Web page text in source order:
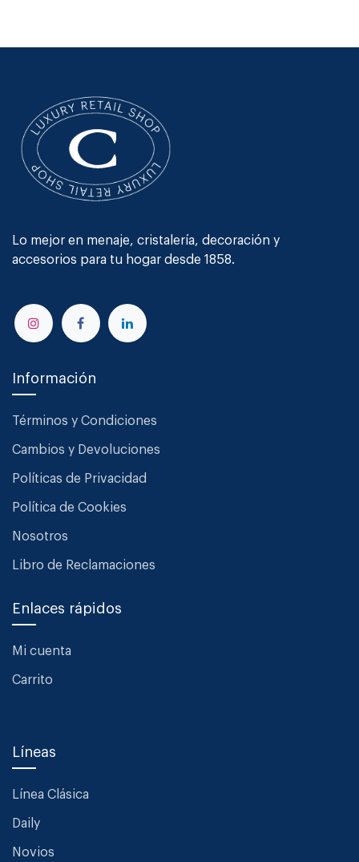
Lo mejor en menaje, cristalería, decoración y
accesorios para tu hogar desde 1858.
Información
Términos y Condiciones
Cambios y Devoluciones
Políticas de Privacidad
Política de Cookies
Nosotros
Libro de Reclamaciones
Enlaces rápidos
Mi cuenta
Carrito
Líneas
Línea Clásica
Daily
Novios